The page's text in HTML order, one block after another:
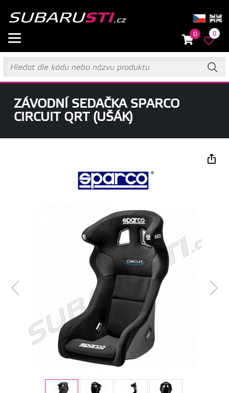
0 0
ZÁVODNÍ SEDAČKA SPARCO
CIRCUIT QRT (UŠÁK)